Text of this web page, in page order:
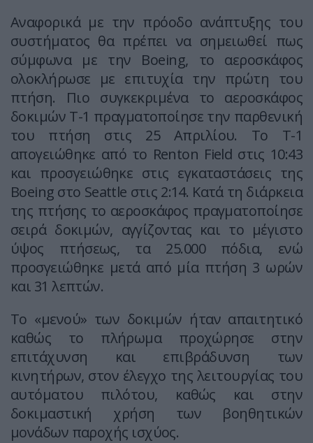
Αναφορικά με την πρόοδο ανάπτυξης του
συστήματος θα πρέπει να σημειωθεί πως
σύμφωνα με την Boeing, το αεροσκάφος
ολοκλήρωσε με επιτυχία την πρώτη του
πτήση. Πιο συγκεκριμένα το αεροσκάφος
δοκιμών Τ-1 πραγματοποίησε την παρθενική
του πτήση στις 25 Απριλίου. Το Τ-1
απογειώθηκε από το Renton Field στις 10:43
και προσγειώθηκε στις εγκαταστάσεις της
Boeing στο Seattle στις 2:14. Kατά τη διάρκεια
της πτήσης το αεροσκάφος πραγματοποίησε
σειρά δοκιμών, αγγίζοντας και το μέγιστο
ύψος πτήσεως, τα 25.000 πόδια, ενώ
προσγειώθηκε μετά από μία πτήση 3 ωρών
και 31 λεπτών.
Το «μενού» των δοκιμών ήταν απαιτητικό
καθώς το πλήρωμα προχώρησε στην
επιτάχυνση και επιβράδυνση των
κινητήρων, στον έλεγχο της λειτουργίας του
αυτόματου πιλότου, καθώς και στην
δοκιμαστική χρήση των βοηθητικών
μονάδων παροχής ισχύος.